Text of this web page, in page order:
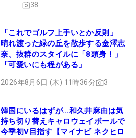
38
「これでゴルフ上手いとか反則」
晴れ渡った緑の丘を散歩する金澤志
奈、抜群のスタイルに「8頭身！」
「可愛いにも程がある」
2026年8月6日 (木) 11時36分 3
韓国にいるはずが…和久井麻由は気
持ち切り替えキャロウェイボールで
今季初V目指す【マイナビ ネクヒロ